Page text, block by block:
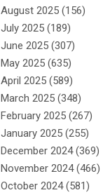
August 2025 (156)
July 2025 (189)
June 2025 (307)
May 2025 (635)
April 2025 (589)
March 2025 (348)
February 2025 (267)
January 2025 (255)
December 2024(369)
November 2024(466)
October 2024(581)